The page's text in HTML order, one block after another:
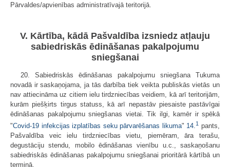
Pārvaldes/apvienības administratīvajā teritorijā.
V. Kārtība, kādā Pašvaldība izsniedz atļauju
sabiedriskās ēdināšanas pakalpojumu
sniegšanai
20. Sabiedriskās ēdināšanas pakalpojumu sniegšana Tukuma
novadā ir saskaņojama, ja tās darbība tiek veikta publiskās vietās un
nav attiecināma uz citiem ielu tirdzniecības veidiem, kā arī teritorijām,
kurām piešķirts tirgus statuss, kā arī nepastāv piesaiste pastāvīgai
ēdināšanas pakalpojumu sniegšanas vietai. Tik ilgi, kamēr ir spēkā
"Covid-19 infekcijas izplatības seku pārvarēšanas likuma" 14.1 pants,
Pašvaldība veic ielu tirdzniecības vietu, piemēram, āra terašu,
degustāciju stendu, mobilo ēdināšanas vienību u.c., saskaņošanu
sabiedriskās ēdināšanas pakalpojumu sniegšanai prioritārā kārtībā un
termiņā.